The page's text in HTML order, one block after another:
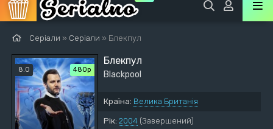
Серіали » Серіали » Блекпул
8.0 480р
Блекпул
Blackpool
Країна: Велика Британія
Рік: 2004 (Завершений)